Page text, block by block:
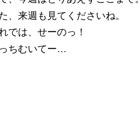
、来週も見てくださいね。
では、せーのっ！
ちむいてー…